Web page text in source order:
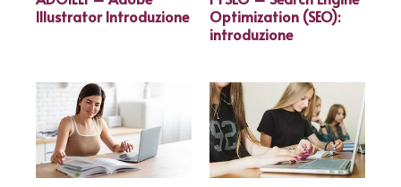
Illustrator Introduzione
Optimization (SEO):
introduzione